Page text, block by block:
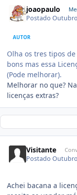
joaopaulo
Postado
AUTOR
Olha os tres tipos
bons mas essa
(Pode melhorar).
Melhorar no que?
licenças extras?
Visitante
Postado
Achei bacana a